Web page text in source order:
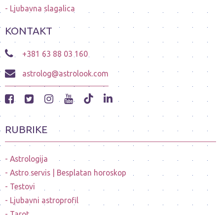
Ljubavna slagalica
KONTAKT
+381 63 88 03 160
astrolog@astrolook.com
RUBRIKE
Astrologija
Astro servis | Besplatan horoskop
Testovi
Ljubavni astroprofil